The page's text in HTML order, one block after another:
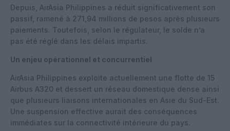
Depuis, AirAsia Philippines a réduit significativement son
passif, ramené à 271,94 millions de pesos après plusieurs
paiements. Toutefois, selon le régulateur, le solde n’a
pas été réglé dans les délais impartis.
Un enjeu opérationnel et concurrentiel
AirAsia Philippines exploite actuellement une flotte de 15
Airbus A320 et dessert un réseau domestique dense ainsi
que plusieurs liaisons internationales en Asie du Sud-Est.
Une suspension effective aurait des conséquences
immédiates sur la connectivité intérieure du pays.